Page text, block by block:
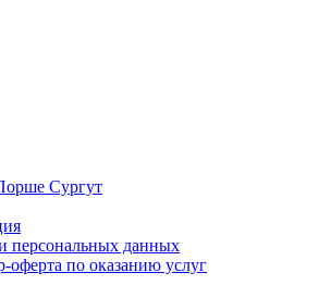
Сургут
персональных данных
по оказанию услуг